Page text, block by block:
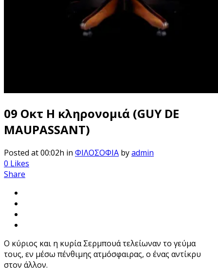
09 Οκτ Η κληρονομιά (GUY DE
MAUPASSANT)
Posted at 00:02h in ΦΙΛΟΣΟΦΙΑ byadmin
0 Likes
Share
Ο κύριος και η κυρία Σερμπουά τελείωναν το γεύμα
τους, εν μέσω πένθιμης ατμόσφαιρας, ο ένας αντίκρυ
στον άλλον.